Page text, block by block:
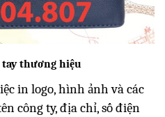
tay thương hiệu
in logo, hình ảnh và các
công ty, địa chỉ, số điện